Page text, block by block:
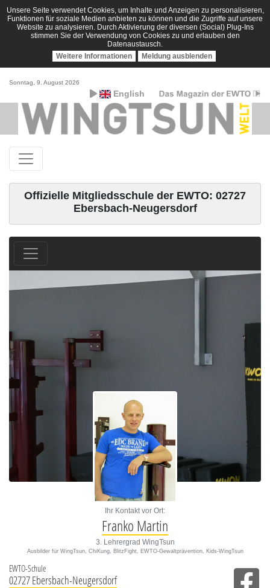
Unsere Seite verwendet Cookies, um Inhalte und Anzeigen zu personalisieren,
Funktionen für soziale Medien anbieten zu können und die Zugriffe auf unsere
Website zu analysieren. Durch Aktivierung der diversen (Social) Plug-Ins
stimmen Sie der Verwendung von Cookies zu und erlauben den
Datenaustausch.
Weitere Informationen
Meldung ausblenden
Sonntag, 9. August 2026
English
Offizielle Mitgliedsschule der EWTO: 02727
Ebersbach-Neugersdorf
Ihr Kontakt vor Ort:
Franko Martin
3. Lehrergrad WingTsun
Ausbilder für WingTsun, ChiKung, BlitzFight, EWTO-Gewaltprävention, Kids-WingTsun
EWTO-Schule
02727 Ebersbach-Neugersdorf